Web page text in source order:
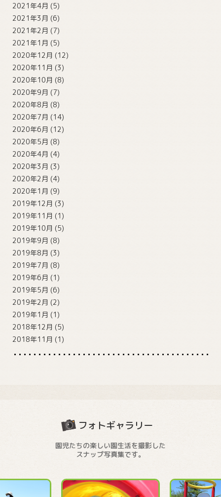
2021年4月 (5)
2021年3月 (6)
2021年2月 (7)
2021年1月 (5)
2020年12月 (12)
2020年11月 (3)
2020年10月 (8)
2020年9月 (7)
2020年8月 (8)
2020年7月 (14)
2020年6月 (12)
2020年5月 (8)
2020年4月 (4)
2020年3月 (3)
2020年2月 (4)
2020年1月 (9)
2019年12月 (3)
2019年11月 (1)
2019年10月 (5)
2019年9月 (8)
2019年8月 (3)
2019年7月 (8)
2019年6月 (1)
2019年5月 (6)
2019年2月 (2)
2019年1月 (1)
2018年12月 (5)
2018年11月 (1)
フォトギャラリー
園児たちの楽しい園生活を撮影した
スナップ写真集です。